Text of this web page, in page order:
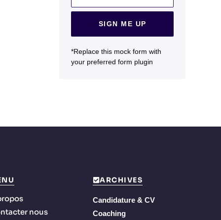
SIGN ME UP
*Replace this mock form with
your preferred form plugin
nous
ARCHIVES
Candidature & CV
Coaching